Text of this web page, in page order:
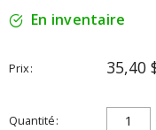
En inventaire
Prix 35,40
Quantité